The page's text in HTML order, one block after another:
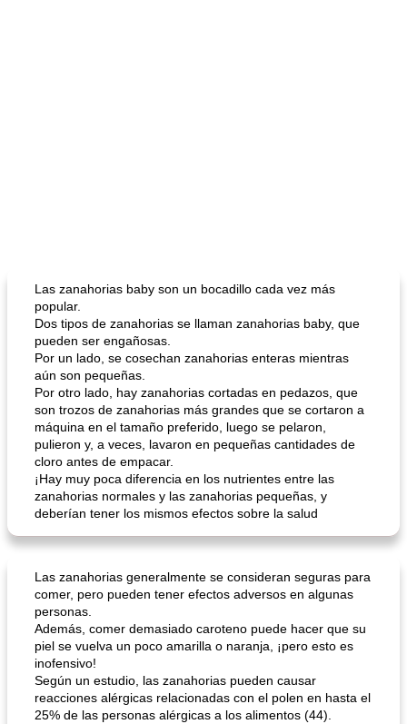
Las zanahorias baby son un bocadillo cada vez más
popular.
Dos tipos de zanahorias se llaman zanahorias baby, que
pueden ser engañosas.
Por un lado, se cosechan zanahorias enteras mientras
aún son pequeñas.
Por otro lado, hay zanahorias cortadas en pedazos, que
son trozos de zanahorias más grandes que se cortaron a
máquina en el tamaño preferido, luego se pelaron,
pulieron y, a veces, lavaron en pequeñas cantidades de
cloro antes de empacar.
¡Hay muy poca diferencia en los nutrientes entre las
zanahorias normales y las zanahorias pequeñas, y
deberían tener los mismos efectos sobre la salud
Las zanahorias generalmente se consideran seguras para
comer, pero pueden tener efectos adversos en algunas
personas.
Además, comer demasiado caroteno puede hacer que su
piel se vuelva un poco amarilla o naranja, ¡pero esto es
inofensivo!
Según un estudio, las zanahorias pueden causar
reacciones alérgicas relacionadas con el polen en hasta el
25% de las personas alérgicas a los alimentos (44).